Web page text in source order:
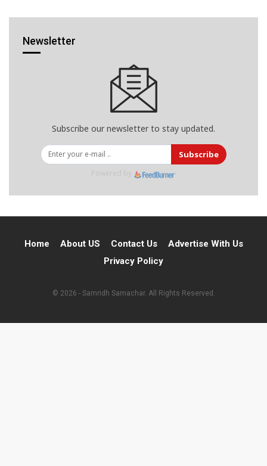
Newsletter
Subscribe our newsletter to stay updated.
Subscribe
Home About US Contact Us
Advertise With Us
Privacy Policy
© 2026 - Samridh Samachar. All Rights Reserved.